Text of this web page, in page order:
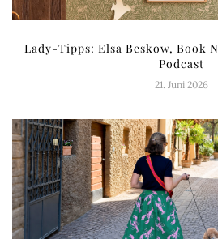
Lady-Tipps: Elsa Beskow, Book
Podcast
21. Juni 2026